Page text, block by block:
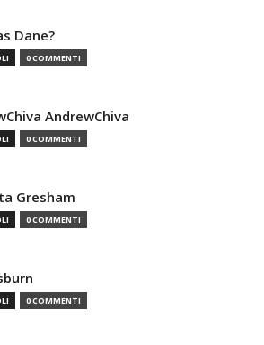
Dane?
0 COMMENTI
AndrewChiva
0 COMMENTI
Gresham
0 COMMENTI
0 COMMENTI